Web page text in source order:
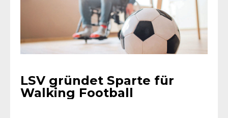
LSV gründet Sparte für
Walking Football